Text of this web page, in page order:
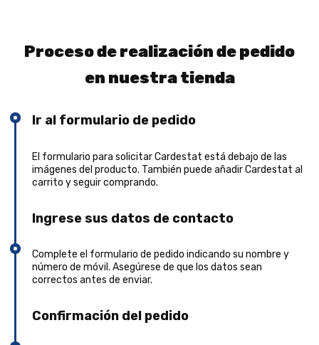
Proceso de realización de pedido
en nuestra tienda
Ir al formulario de pedido
El formulario para solicitar Cardestat está debajo de las
imágenes del producto. También puede añadir Cardestat al
carrito y seguir comprando.
Ingrese sus datos de contacto
Complete el formulario de pedido indicando su nombre y
número de móvil. Asegúrese de que los datos sean
correctos antes de enviar.
Confirmación del pedido